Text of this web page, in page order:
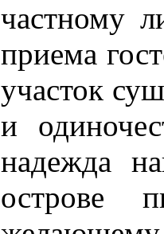
частному
приема
участок
и
надежда
острове